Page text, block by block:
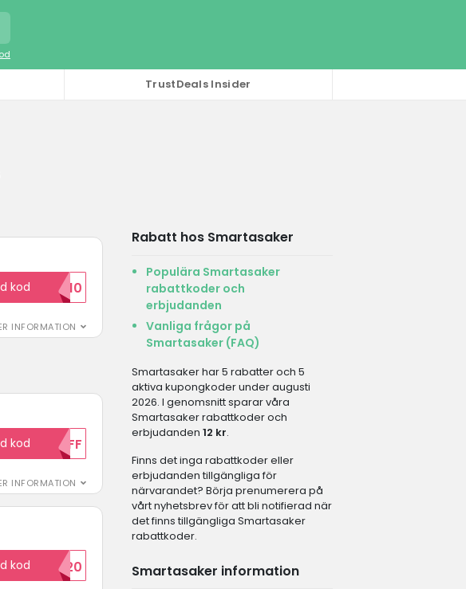
TrustDeals Insider
INFORMATION
kod
INFORMATION
kod 10OFF
kodHELLO20
Rabatt hos Smartasaker
Populära Smartasaker
rabattkoder och
erbjudanden
Vanliga frågor på
Smartasaker (FAQ)
Smartasaker har 5 rabatter och 5
aktiva kupongkoder under augusti
2026. I genomsnitt sparar våra
Smartasaker rabattkoder och
erbjudanden 12 kr.
Finns det inga rabattkoder eller
erbjudanden tillgängliga för
närvarandet? Börja prenumerera på
vårt nyhetsbrev för att bli notifierad när
det finns tillgängliga Smartasaker
rabattkoder.
Smartasaker information